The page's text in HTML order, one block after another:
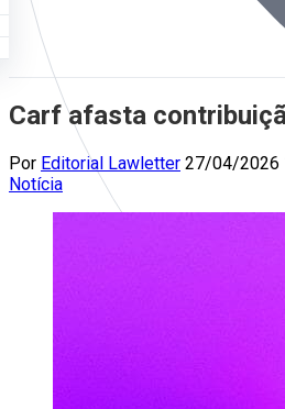
Carf afasta
Por Editorial Lawletter 27/04/2026
Notícia